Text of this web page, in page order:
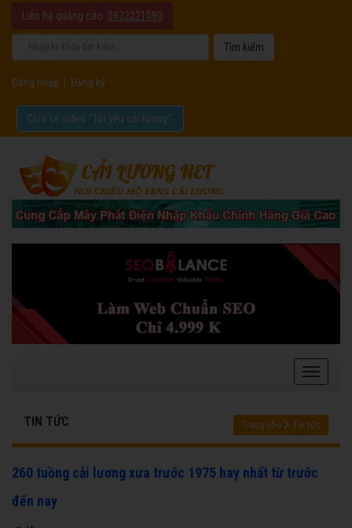
Liên hệ quảng cáo: 0932221090
Đăng nhập Đăng ký
Chia sẻ video "Tôi yêu cải lương".
TIN TỨC Trang chủ Tin tức
260 tuồng cải lương xưa trước 1975 hay nhất từ trước
đến nay